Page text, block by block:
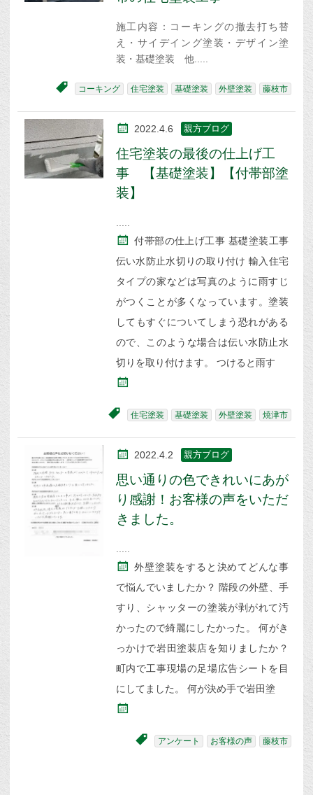
施工内容：コーキングの撤去打ち替
え・サイデイング塗装・デザイン塗
装・基礎塗装 他
コーキング 住宅塗装 基礎塗装 外壁塗装 藤枝市
2022.4.6 親方ブログ
住宅塗装の最後の仕上げ工
事 【基礎塗装】【付帯部塗
装】
付帯部の仕上げ工事 基礎塗装工事
伝い水防止水切りの取り付け 輸入住宅
タイプの家などは写真のように雨すじ
がつくことが多くなっています。塗装
してもすぐについてしまう恐れがある
ので、このような場合は伝い水防止水
切りを取り付けます。 つけると雨す
住宅塗装 基礎塗装 外壁塗装 焼津市
2022.4.2 親方ブログ
思い通りの色できれいにあが
り感謝！お客様の声をいただ
きました。
外壁塗装をすると決めてどんな事
で悩んでいましたか？ 階段の外壁、手
すり、シャッターの塗装が剥がれて汚
かったので綺麗にしたかった。 何がき
っかけで岩田塗装店を知りましたか？
町内で工事現場の足場広告シートを目
にしてました。 何が決め手で岩田塗
アンケート お客様の声 藤枝市